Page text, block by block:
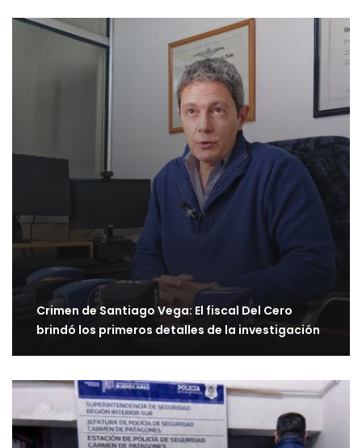
Crimen de Santiago Vega: El fiscal Del Cero
brindó los primeros detalles de la investigación